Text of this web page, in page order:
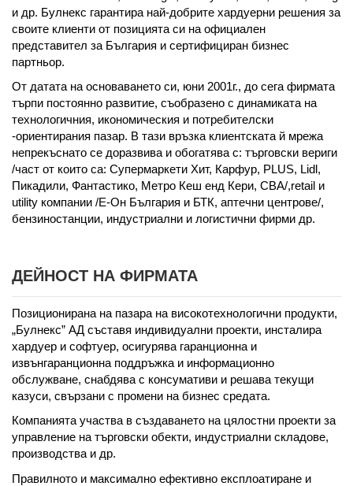
и др. Булнекс гарантира най-добрите хардуерни решения за
своите клиенти от позицията си на официален
представител за България и сертифициран бизнес
партньор.
От датата на основаването си, юни 2001г., до сега фирмата
търпи постоянно развитие, съобразено с динамиката на
технологичния, икономическия и потребителски
-ориентирания пазар. В тази връзка клиентската й мрежа
непрекъснато се доразвива и обогатява с: търговски вериги
/част от които са: Супермаркети Хит, Карфур, PLUS, Lidl,
Пикадили, Фантастико, Метро Кеш енд Кери, СВА/,retail и
utility компании /Е-Oн България и БТК, аптечни центрове/,
бензиностанции, индустриални и логистични фирми др.
ДЕЙНОСТ НА ФИРМАТА
Позиционирана на пазара на високотехнологични продукти,
„Булнекс” АД съставя индивидуални проекти, инсталира
хардуер и софтуер, осигурява гаранционна и
извънгаранционна поддръжка и информационно
обслужване, снабдява с консумативи и решава текущи
казуси, свързани с промени на бизнес средата.
Компанията участва в създаването на цялостни проекти за
управление на търговски обекти, индустриални складове,
производства и др.
Правилното и максимално ефективно експлоатиране и